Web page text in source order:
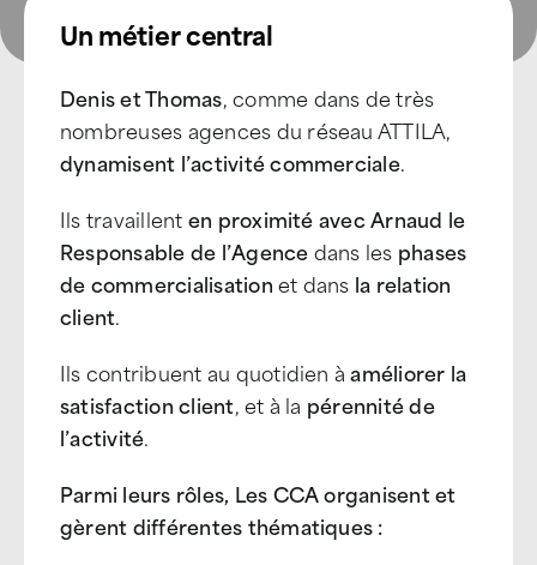
Un métier central
Denis et Thomas, comme dans de très
nombreuses agences du réseau ATTILA,
dynamisent l’activité commerciale.
Ils travaillenten proximité avec Arnaud le
Responsable de l’Agencedans les phases
de commercialisationet dans la relation
client.
Ils contribuent au quotidien àaméliorer la
satisfaction client, et à la pérennité de
l’activité.
Parmi leurs rôles, Les CCA organisent et
gèrent différentes thématiques :